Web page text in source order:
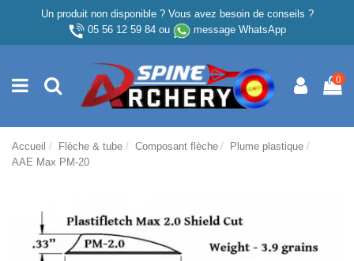
Un produit non disponible ? Vous avez besoin de conseils ?
05 56 12 59 84ou message WhatsApp
0
Accueil Flèche & tube Composant flèche
Plume plastique
AAE Max PM-20